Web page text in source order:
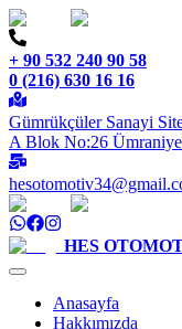
+ 90 532 240 90 58
0 (216) 630 16 16
Gümrükçüler Sanayi
A Blok No:26
HES
Anasayfa
Hakkımızda